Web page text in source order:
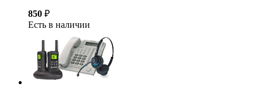
850 ₽
Есть в наличии